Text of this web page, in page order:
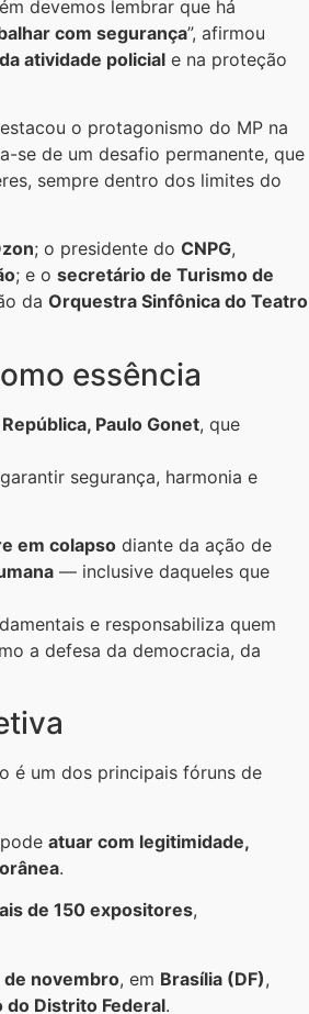
devemos lembrar que há
com segurança”, afirmou
atividade policial e na proteção
o protagonismo do MP na
se de um desafio permanente, que
sempre dentro dos limites do
; o presidente do CNPG,
; e o secretário de Turismo de
da Orquestra Sinfônica do Teatro
essência
Paulo Gonet, que
segurança, harmonia e
em colapso diante da ação de
— inclusive daqueles que
e responsabiliza quem
a defesa da democracia, da
é um dos principais fóruns de
atuar com legitimidade,
.
de 150 expositores,
de novembro, em Brasília (DF),
do Distrito Federal.